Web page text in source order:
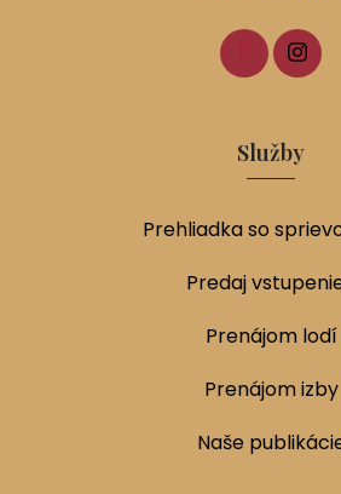
Služby
Prehliadka so
Predaj
Prenájom lodí
Prenájom izby
Naše